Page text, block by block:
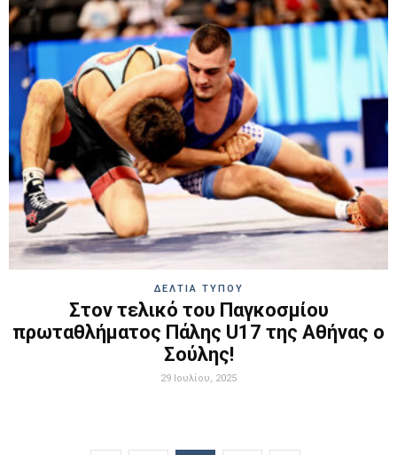
ΔΕΛΤΙΑ ΤΥΠΟΥ
Στον τελικό του Παγκοσμίου
πρωταθλήματος Πάλης U17 της Αθήνας ο
Σούλης!
29 Ιουλίου, 2025